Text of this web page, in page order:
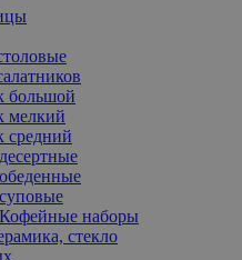
большой
мелкий
средний
наборы
стекло